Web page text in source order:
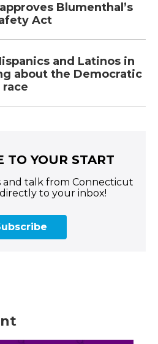
Blumenthal’s
Act
and Latinos in
about the Democratic
TO YOUR START
and talk from Connecticut
to your inbox!